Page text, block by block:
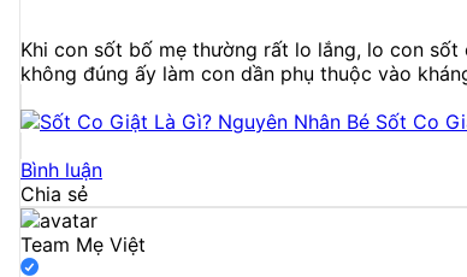
Khi con sốt bố mẹ thường rất lo lắng, lo con
không đúng ấy làm con dần phụ thuộc vào
Bình luận
Chia sẻ
Team Mẹ Việt